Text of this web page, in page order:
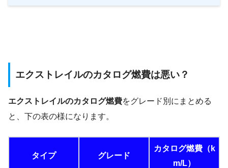
エクストレイルのカタログ燃費は悪い？
エクストレイルのカタログ燃費をグレード別にまとめる
と、下の表の様になります。
タイプ グレード
カタログ燃費（k
m/L）